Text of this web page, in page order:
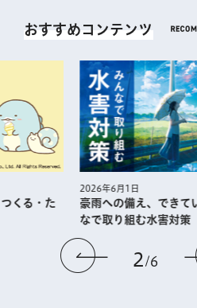
おすすめコンテンツ
前のスラ
2 6
くる・た
2026年6月1日
豪雨への備え、できて
なで取り組む水害対策